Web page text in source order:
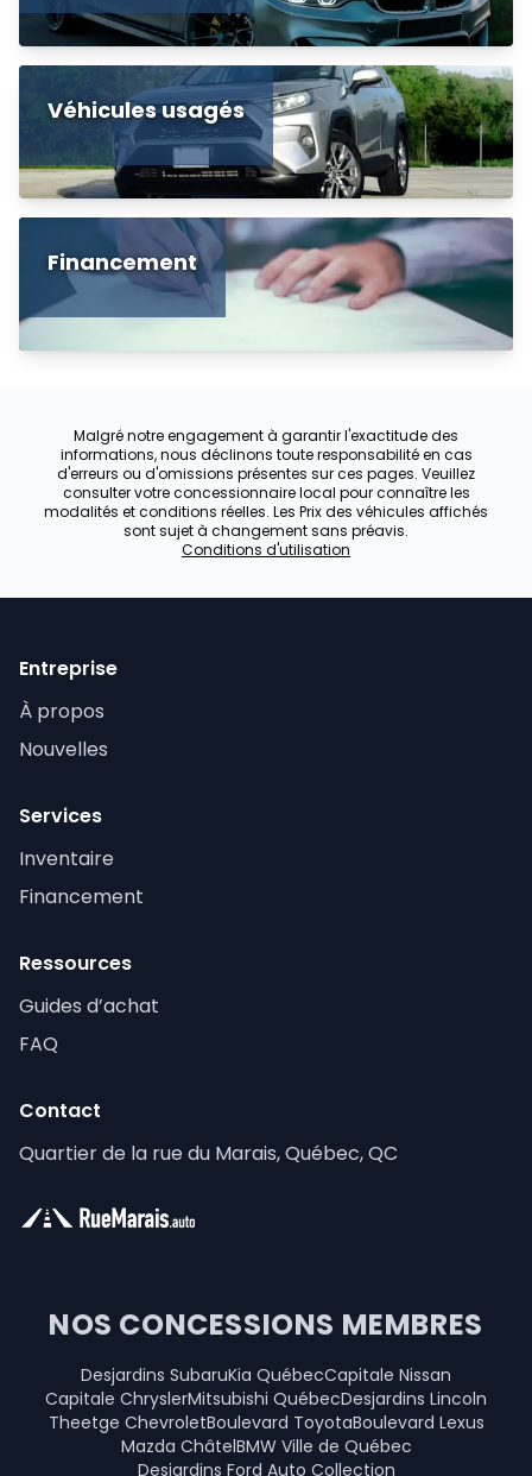
Véhicules usagés
Financement
Malgré notre engagement à garantir l'exactitude des
informations, nous déclinons toute responsabilité en cas
d'erreurs ou d'omissions présentes sur ces pages. Veuillez
consulter votre concessionnaire local pour connaître les
modalités et conditions réelles. Les Prix des véhicules affichés
sont sujet à changement sans préavis.
Conditions d'utilisation
Entreprise
À propos
Nouvelles
Services
Inventaire
Financement
Ressources
Guides d’achat
FAQ
Contact
Quartier de la rue du Marais, Québec, QC
NOS CONCESSIONS MEMBRES
Desjardins SubaruKia QuébecCapitale Nissan
Capitale ChryslerMitsubishi QuébecDesjardins Lincoln
Theetge ChevroletBoulevard ToyotaBoulevard Lexus
Mazda ChâtelBMW Ville de Québec
Desjardins Ford Auto Collection